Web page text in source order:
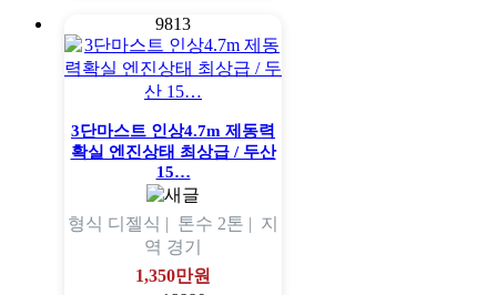
9813
3단마스트 인상4.7m 제동력
확실 엔진상태 최상급 / 두산
15…
형식 디젤식 | 톤수 2톤 | 지
역 경기
1,350만원